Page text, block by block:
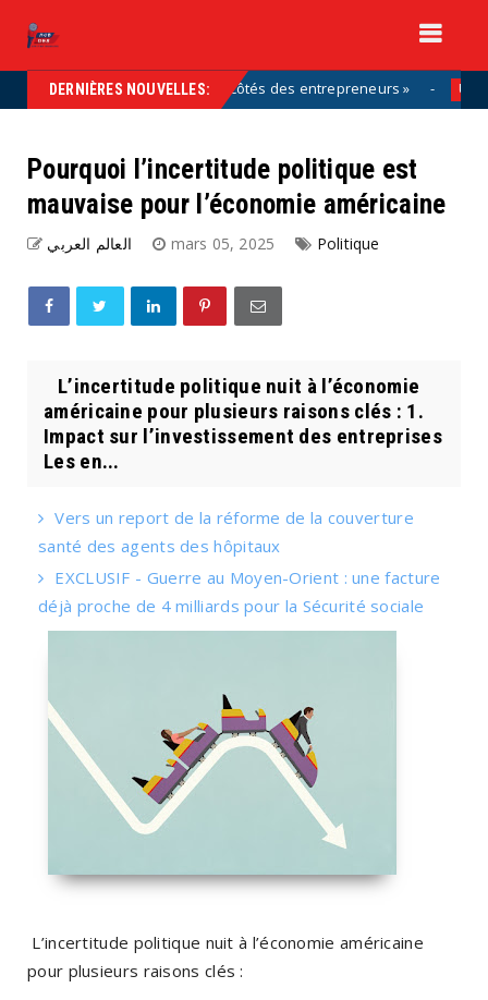
DERNIÈRES NOUVELLES:
de la solution, aux côtés des entrepreneurs »
Pourquoi l’incertitude politique est
mauvaise pour l’économie américaine
العالم العربي mars 05, 2025 Politique
L’incertitude politique nuit à l’économie
américaine pour plusieurs raisons clés : 1.
Impact sur l’investissement des entreprises
Les en...
Vers un report de la réforme de la couverture
santé des agents des hôpitaux
EXCLUSIF - Guerre au Moyen-Orient : une facture
déjà proche de 4 milliards pour la Sécurité sociale
L’incertitude politique nuit à l’économie américaine
pour plusieurs raisons clés :